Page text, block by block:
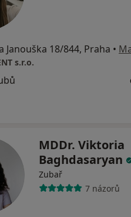
Janouška 18/844, Praha •
s.r.o.
MDDr. Viktoria
Baghdasaryan
Zubař
7 názorů